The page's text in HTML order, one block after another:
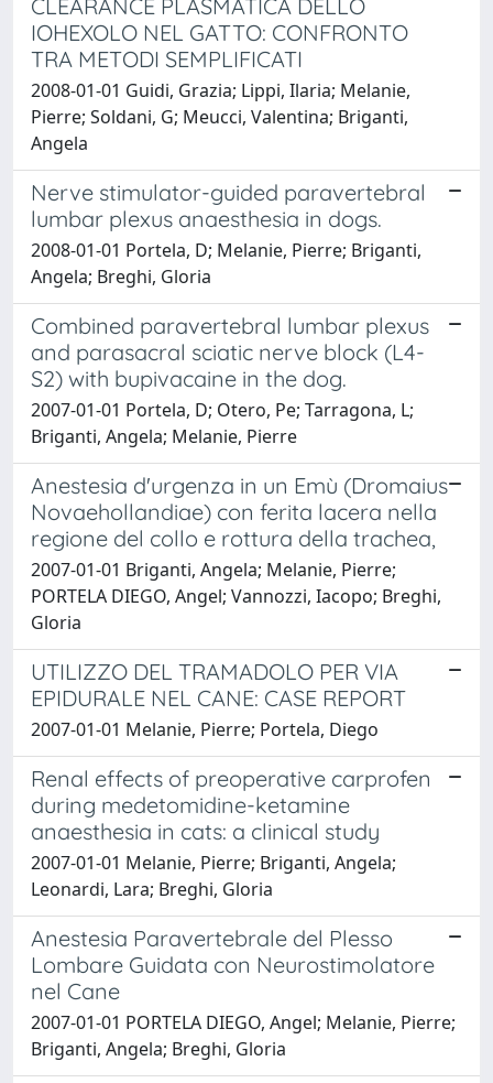
CLEARANCE PLASMATICA DELLO
IOHEXOLO NEL GATTO: CONFRONTO
TRA METODI SEMPLIFICATI
2008-01-01 Guidi, Grazia; Lippi, Ilaria; Melanie,
Pierre; Soldani, G; Meucci, Valentina; Briganti,
Angela
Nerve stimulator-guided paravertebral
lumbar plexus anaesthesia in dogs.
2008-01-01 Portela, D; Melanie, Pierre; Briganti,
Angela; Breghi, Gloria
Combined paravertebral lumbar plexus
and parasacral sciatic nerve block (L4-
S2) with bupivacaine in the dog.
2007-01-01 Portela, D; Otero, Pe; Tarragona, L;
Briganti, Angela; Melanie, Pierre
Anestesia d'urgenza in un Emù (Dromaius
Novaehollandiae) con ferita lacera nella
regione del collo e rottura della trachea,
2007-01-01 Briganti, Angela; Melanie, Pierre;
PORTELA DIEGO, Angel; Vannozzi, Iacopo; Breghi,
Gloria
UTILIZZO DEL TRAMADOLO PER VIA
EPIDURALE NEL CANE: CASE REPORT
2007-01-01 Melanie, Pierre; Portela, Diego
Renal effects of preoperative carprofen
during medetomidine-ketamine
anaesthesia in cats: a clinical study
2007-01-01 Melanie, Pierre; Briganti, Angela;
Leonardi, Lara; Breghi, Gloria
Anestesia Paravertebrale del Plesso
Lombare Guidata con Neurostimolatore
nel Cane
2007-01-01 PORTELA DIEGO, Angel; Melanie, Pierre;
Briganti, Angela; Breghi, Gloria